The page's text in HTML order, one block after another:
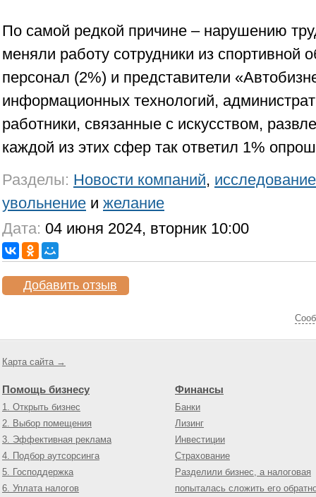
По самой редкой причине – нарушению
меняли работу сотрудники из спортивной
персонал (2%) и представители
информационных технологий,
работники, связанные с искусством,
каждой из этих сфер так ответил 1%
Разделы: Новости компаний, исследование
увольнение и желание
Дата: 04 июня 2024, вторник 10:00
Добавить отзыв
Карта сайта →
Помощь бизнесу
1. Открыть бизнес
2. Выбор помещения
3. Эффективная реклама
4. Подбор аутсорсинга
5. Господдержка
6. Уплата налогов
Финансы
Банки
Лизинг
Инвестиции
Страхование
Разделили бизнес, а налоговая
попыталась сложить его